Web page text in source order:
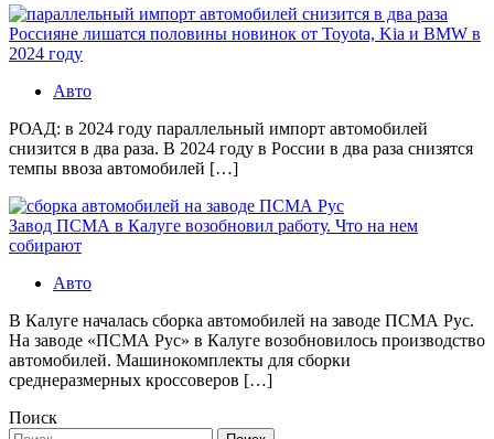
Россияне лишатся половины новинок от Toyota, Kia и BMW в
2024 году
Авто
РОАД: в 2024 году параллельный импорт автомобилей
снизится в два раза. В 2024 году в России в два раза снизятся
темпы ввоза автомобилей […]
Завод ПСМА в Калуге возобновил работу. Что на нем
собирают
Авто
В Калуге началась сборка автомобилей на заводе ПСМА Рус.
На заводе «ПСМА Рус» в Калуге возобновилось производство
автомобилей. Машинокомплекты для сборки
среднеразмерных кроссоверов […]
Поиск